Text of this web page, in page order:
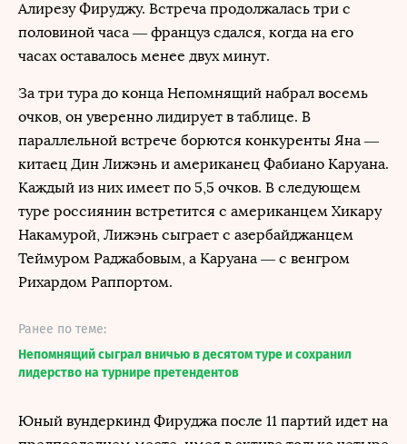
Алирезу Фируджу. Встреча продолжалась три с
половиной часа — француз сдался, когда на его
часах оставалось менее двух минут.
За три тура до конца Непомнящий набрал восемь
очков, он уверенно лидирует в таблице. В
параллельной встрече борются конкуренты Яна —
китаец Дин Лижэнь и американец Фабиано Каруана.
Каждый из них имеет по 5,5 очков. В следующем
туре россиянин встретится с американцем Хикару
Накамурой, Лижэнь сыграет с азербайджанцем
Теймуром Раджабовым, а Каруана — с венгром
Рихардом Раппортом.
Ранее по теме:
Непомнящий сыграл вничью в десятом туре и сохранил
лидерство на турнире претендентов
Юный вундеркинд Фируджа после 11 партий идет на